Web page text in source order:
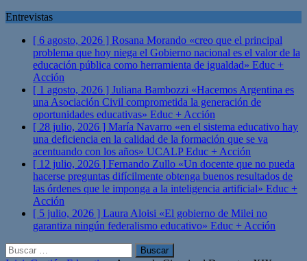
Entrevistas
[ 6 agosto, 2026 ] Rosana Morando «creo que el principal
problema que hoy niega el Gobierno nacional es el valor de la
educación pública como herramienta de igualdad» Educ +
Acción
[ 1 agosto, 2026 ] Juliana Bambozzi «Hacemos Argentina es
una Asociación Civil comprometida la generación de
oportunidades educativas» Educ + Acción
[ 28 julio, 2026 ] María Navarro «en el sistema educativo hay
una deficiencia en la calidad de la formación que se va
acentuando con los años» UCALPEduc + Acción
[ 12 julio, 2026 ] Fernando Zullo «Un docente que no pueda
hacerse preguntas difícilmente obtenga buenos resultados de
las órdenes que le imponga a la inteligencia artificial» Educ +
Acción
[ 5 julio, 2026 ] Laura Aloisi «El gobierno de Milei no
garantiza ningún federalismo educativo» Educ + Acción
Buscar: